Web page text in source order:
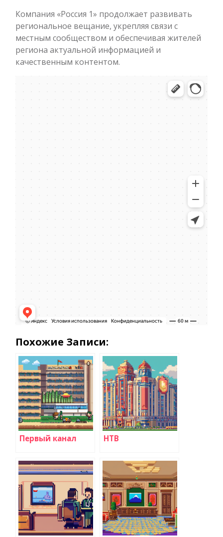
Компания «Россия 1» продолжает развивать
региональное вещание, укрепляя связи с
местным сообществом и обеспечивая жителей
региона актуальной информацией и
качественным контентом.
Похожие Записи:
Первый канал НТВ